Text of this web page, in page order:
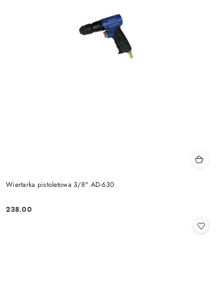
Wiertarka pistoletowa 3/8" AD-630
Cena:
238.00